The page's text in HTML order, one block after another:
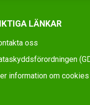
LÄNKAR
oss
information om cookies